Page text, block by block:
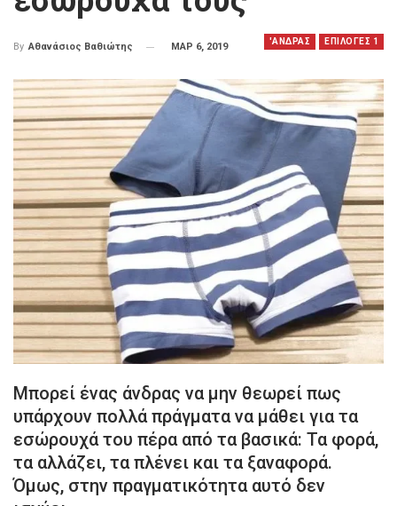
'ΑΝΔΡΑΣ EΠΙΛΟΓΕΣ 1
By Αθανάσιος Βαθιώτης ΜΑΡ 6, 2019
Μπορεί ένας άνδρας να μην θεωρεί πως
υπάρχουν πολλά πράγματα να μάθει για τα
εσώρουχά του πέρα από τα βασικά: Τα φορά,
τα αλλάζει, τα πλένει και τα ξαναφορά.
Όμως, στην πραγματικότητα αυτό δεν